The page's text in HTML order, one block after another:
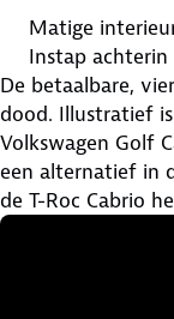
Matige
Instap achterin
De betaalbare,
dood. Illustratief
Volkswagen Golf
een alternatief in
de T-Roc Cabrio